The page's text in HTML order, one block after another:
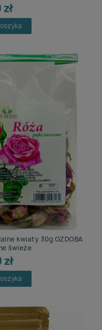
kwiaty 30g OZDOBA
świeże